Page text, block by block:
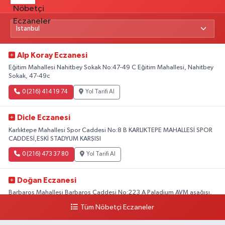
Alp Koray Eczanesi
Eğitim Mahallesi Nahitbey Sokak No:47-49 C Eğitim Mahallesi, Nahitbey
Sokak, 47-49c
0 (216) 414 19 74 Yol Tarifi Al
Dicle Eczanesi
Karlıktepe Mahallesi Spor Caddesi No:8 B KARLIKTEPE MAHALLESİ SPOR
CADDESİ,ESKİ STADYUM KARŞISI
0 (216) 473 37 80 Yol Tarifi Al
Doğan Eczanesi
Barbaros Mahallesi Barbaros Caddesi No:223 A Paladium AVM aşağısı,
Tüm Nöbetçi Eczaneler